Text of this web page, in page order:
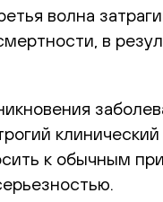
волна
в
к обычным